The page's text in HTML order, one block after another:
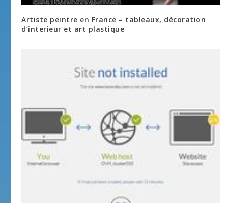
Artiste peintre en France – tableaux, décoration
d’interieur et art plastique